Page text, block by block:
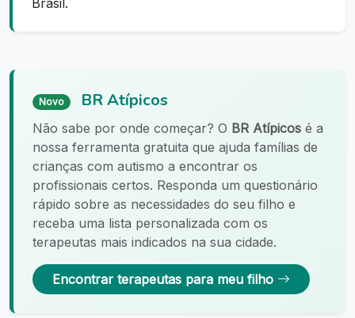
Brasil.
Novo BR Atípicos
Não sabe por onde começar? O BR Atípicos é a
nossa ferramenta gratuita que ajuda famílias de
crianças com autismo a encontrar os
profissionais certos. Responda um questionário
rápido sobre as necessidades do seu filho e
receba uma lista personalizada com os
terapeutas mais indicados na sua cidade.
Encontrar terapeutas para meu filho